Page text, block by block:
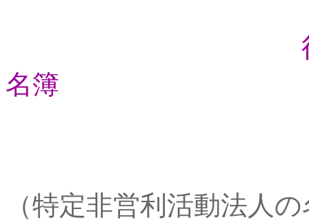
名簿
（特定非営利活動法人